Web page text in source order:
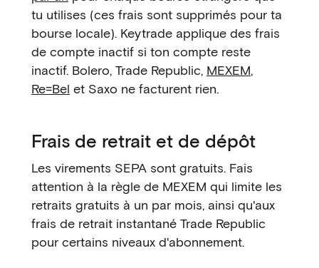
tu utilises (ces frais sont supprimés pour ta
bourse locale). Keytrade applique des frais
de compte inactif si ton compte reste
inactif. Bolero, Trade Republic, MEXEM,
Re=Bel et Saxo ne facturent rien.
Frais de retrait et de dépôt
Les virements SEPA sont gratuits. Fais
attention à la règle de MEXEM qui limite les
retraits gratuits à un par mois, ainsi qu'aux
frais de retrait instantané Trade Republic
pour certains niveaux d'abonnement.